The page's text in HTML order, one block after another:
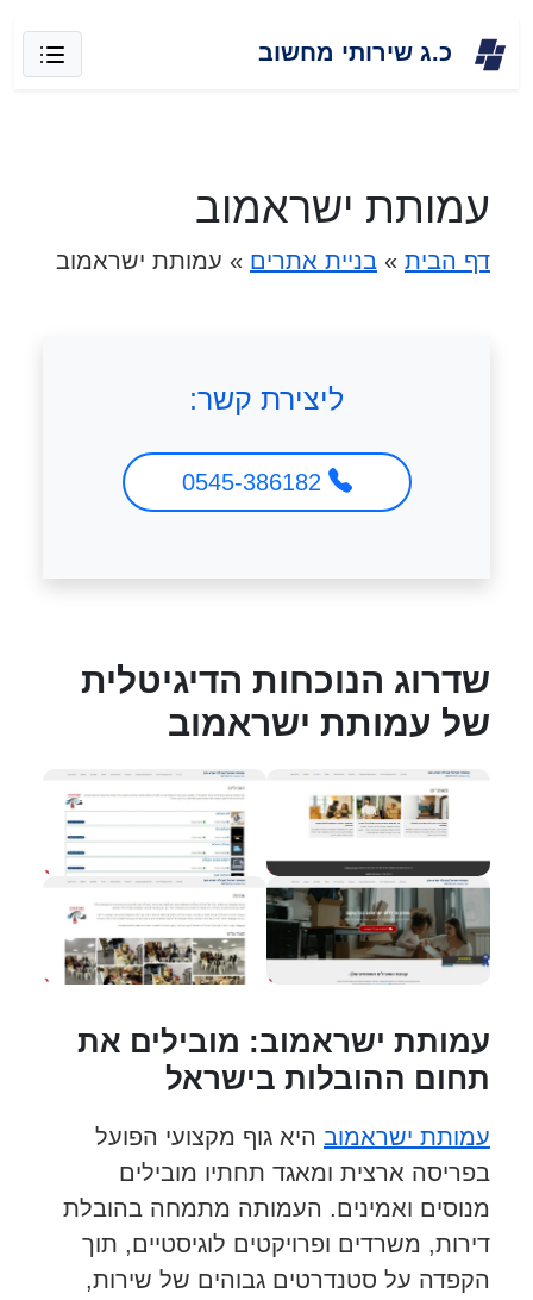
כ.ג שירותי מחשוב
עמותת ישראמוב
דף הבית » בניית אתרים » עמותת ישראמוב
ליצירת קשר:
שדרוג הנוכחות הדיגיטלית
של עמותת ישראמוב
עמותת ישראמוב: מובילים את
תחום ההובלות בישראל
עמותת ישראמוב היא גוף מקצועי הפועל
בפריסה ארצית ומאגד תחתיו מובילים
מנוסים ואמינים. העמותה מתמחה בהובלת
דירות, משרדים ופרויקטים לוגיסטיים, תוך
הקפדה על סטנדרטים גבוהים של שירות,